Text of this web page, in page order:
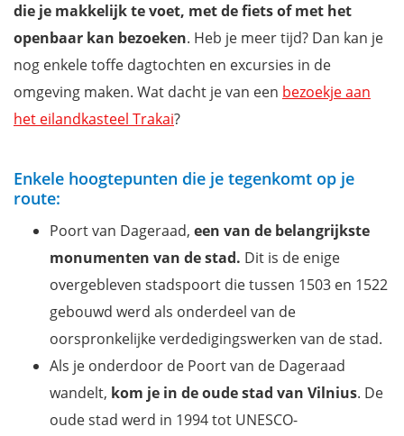
die je makkelijk te voet, met de fiets of met het
openbaar kan bezoeken. Heb je meer tijd? Dan kan je
nog enkele toffe dagtochten en excursies in de
omgeving maken. Wat dacht je van een bezoekje aan
het eilandkasteel Trakai?
Enkele hoogtepunten die je tegenkomt op je
route:
Poort van Dageraad, een van de belangrijkste
monumenten van de stad. Dit is de enige
overgebleven stadspoort die tussen 1503 en 1522
gebouwd werd als onderdeel van de
oorspronkelijke verdedigingswerken van de stad.
Als je onderdoor de Poort van de Dageraad
wandelt, kom je in de oude stad van Vilnius. De
oude stad werd in 1994 tot UNESCO-